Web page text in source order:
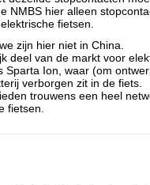
NMBS hier alleen
fietsen.
zijn hier niet in China.
deel van de markt voor
Sparta Ion, waar (om
verborgen zit in de fiets.
trouwens een heel
fietsen.